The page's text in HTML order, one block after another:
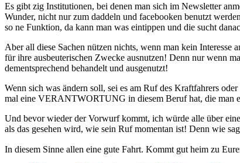
Es gibt zig Institutionen, bei denen man sich im Newsletter
Wunder, nicht nur zum daddeln und facebooken benutzt
so ne Funktion, da kann man was eintippen und die sucht
Aber all diese Sachen nützen nichts, wenn man kein
für ihre ausbeuterischen Zwecke ausnutzen! Denn nur wenn
dementsprechend behandelt und ausgenutzt!
Wenn sich was ändern soll, sei es am Ruf des Kraftfahrers
mal eine VERANTWORTUNG in diesem Beruf hat, die man
Und bevor wieder der Vorwurf kommt, ich würde alle über
als das gesehen wird, wie sein Ruf momentan ist! Denn wie
In diesem Sinne allen eine gute Fahrt. Kommt gut heim zu